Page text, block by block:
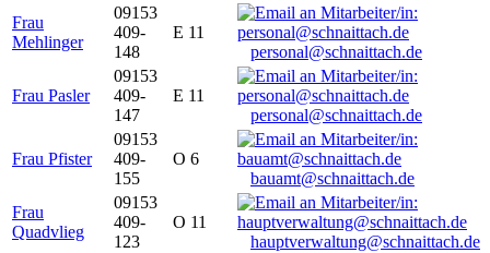
Frau
Mehlinger
09153
409-
148
E 11
personal@schnaittach.de
Frau Pasler
09153
409-
147
E 11
personal@schnaittach.de
Frau Pfister
09153
409-
155
O 6
bauamt@schnaittach.de
Frau
Quadvlieg
09153
409-
123
O 11
hauptverwaltung@schnaittach.de